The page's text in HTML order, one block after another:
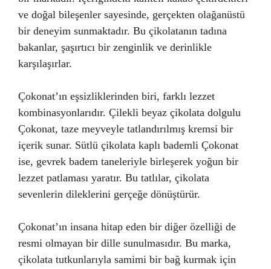
ve doğal bileşenler sayesinde, gerçekten olağanüstü
bir deneyim sunmaktadır. Bu çikolatanın tadına
bakanlar, şaşırtıcı bir zenginlik ve derinlikle
karşılaşırlar.
Çokonat’ın eşsizliklerinden biri, farklı lezzet
kombinasyonlarıdır. Çilekli beyaz çikolata dolgulu
Çokonat, taze meyveyle tatlandırılmış kremsi bir
içerik sunar. Sütlü çikolata kaplı bademli Çokonat
ise, gevrek badem taneleriyle birleşerek yoğun bir
lezzet patlaması yaratır. Bu tatlılar, çikolata
sevenlerin dileklerini gerçeğe dönüştürür.
Çokonat’ın insana hitap eden bir diğer özelliği de
resmi olmayan bir dille sunulmasıdır. Bu marka,
çikolata tutkunlarıyla samimi bir bağ kurmak için